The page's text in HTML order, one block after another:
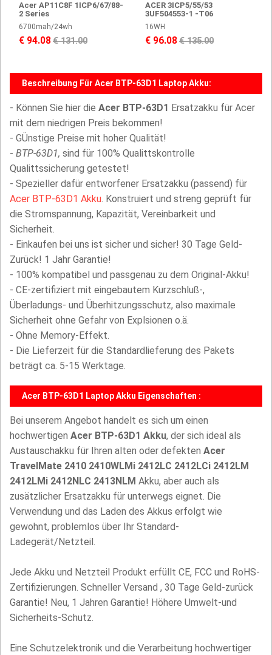
Acer AP11C8F 1ICP6/67/88-
2 Series
6700mah/24wh
€ 94.08€ 131.00
ACER 3ICP5/55/53
3UF504553-1 -T06
16WH
€ 96.08€ 135.00
Beschreibung Für Acer BTP-63D1 Laptop Akku:
- Können Sie hier die Acer BTP-63D1 Ersatzakku für Acer
mit dem niedrigen Preis bekommen!
- GÜnstige Preise mit hoher Qualität!
- BTP-63D1, sind für 100% Qualittskontrolle
Qualittssicherung getestet!
- Spezieller dafür entworfener Ersatzakku (passend) für
Acer BTP-63D1 Akku. Konstruiert und streng geprüft für
die Stromspannung, Kapazität, Vereinbarkeit und
Sicherheit.
- Einkaufen bei uns ist sicher und sicher! 30 Tage Geld-
Zurück! 1 Jahr Garantie!
- 100% kompatibel und passgenau zu dem Original-Akku!
- CE-zertifiziert mit eingebautem Kurzschluß-,
Überladungs- und Überhitzungsschutz, also maximale
Sicherheit ohne Gefahr von Explsionen o.ä.
- Ohne Memory-Effekt.
- Die Lieferzeit für die Standardlieferung des Pakets
beträgt ca. 5-15 Werktage.
Acer BTP-63D1 Laptop Akku Eigenschaften :
Bei unserem Angebot handelt es sich um einen
hochwertigen Acer BTP-63D1 Akku, der sich ideal als
Austauschakku für Ihren alten oder defekten Acer
TravelMate 2410 2410WLMi 2412LC 2412LCi 2412LM
2412LMi 2412NLC 2413NLM Akku, aber auch als
zusätzlicher Ersatzakku für unterwegs eignet. Die
Verwendung und das Laden des Akkus erfolgt wie
gewohnt, problemlos über Ihr Standard-
Ladegerät/Netzteil.
Jede Akku und Netzteil Produkt erfüllt CE, FCC und RoHS-
Zertifizierungen. Schneller Versand , 30 Tage Geld-zurück
Garantie! Neu, 1 Jahren Garantie! Höhere Umwelt-und
Sicherheits-Schutz.
Eine Schutzelektronik und die Verarbeitung hochwertiger